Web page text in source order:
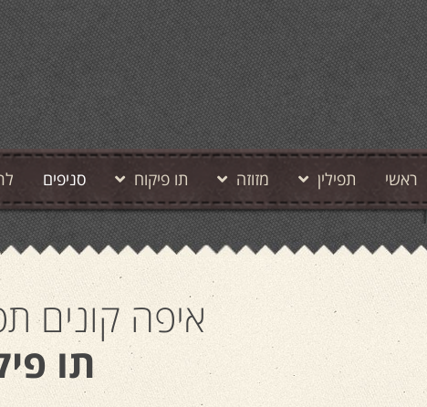
ראשי תפילין מזוזה תו פיקוח סניפים
איפה קונים
תו